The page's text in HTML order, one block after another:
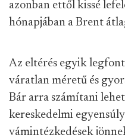
azonban ettől kissé
hónapjában a Brent
Az eltérés egyik
váratlan méretű és
Bár arra számítani
kereskedelmi
vámintézkedések